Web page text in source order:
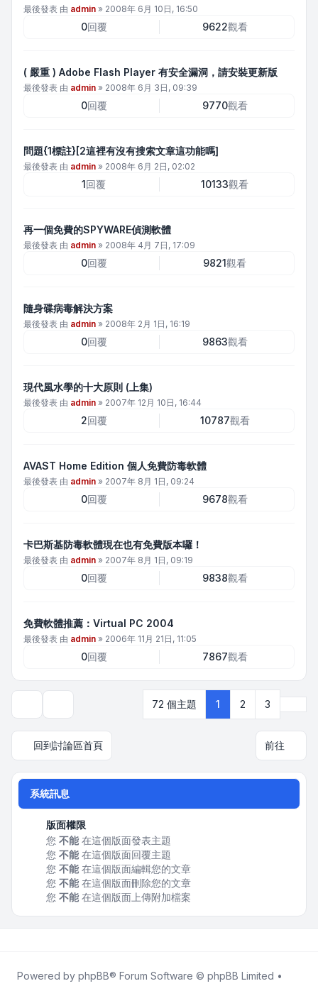
最後發表 由 admin » 2008年 6月 10日, 16:50
0回覆 9622觀看
( 嚴重 ) Adobe Flash Player 有安全漏洞，請安裝更新版
最後發表 由 admin » 2008年 6月 3日, 09:39
0回覆 9770觀看
問題{1標註}[2這裡有沒有搜索文章這功能嗎]
最後發表 由 admin » 2008年 6月 2日, 02:02
1回覆 10133觀看
再一個免費的SPYWARE偵測軟體
最後發表 由 admin » 2008年 4月 7日, 17:09
0回覆 9821觀看
隨身碟病毒解決方案
最後發表 由 admin » 2008年 2月 1日, 16:19
0回覆 9863觀看
現代風水學的十大原則 (上集)
最後發表 由 admin » 2007年 12月 10日, 16:44
2回覆 10787觀看
AVAST Home Edition 個人免費防毒軟體
最後發表 由 admin » 2007年 8月 1日, 09:24
0回覆 9678觀看
卡巴斯基防毒軟體現在也有免費版本囉！
最後發表 由 admin » 2007年 8月 1日, 09:19
0回覆 9838觀看
免費軟體推薦：Virtual PC 2004
最後發表 由 admin » 2006年 11月 21日, 11:05
0回覆 7867觀看
72 個主題 1 2 3
回到討論區首頁 前往
系統訊息
版面權限
您 不能在這個版面發表主題
您 不能在這個版面回覆主題
您 不能在這個版面編輯您的文章
您 不能在這個版面刪除您的文章
您 不能在這個版面上傳附加檔案
Powered by phpBB® Forum Software © phpBB Limited •